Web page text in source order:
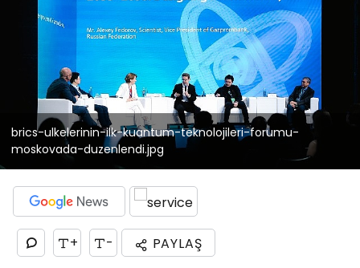
brics-ulkelerinin-ilk-kuantum-teknolojileri-forumu-
moskovada-duzenlendi.jpg
+ - PAYLAŞ